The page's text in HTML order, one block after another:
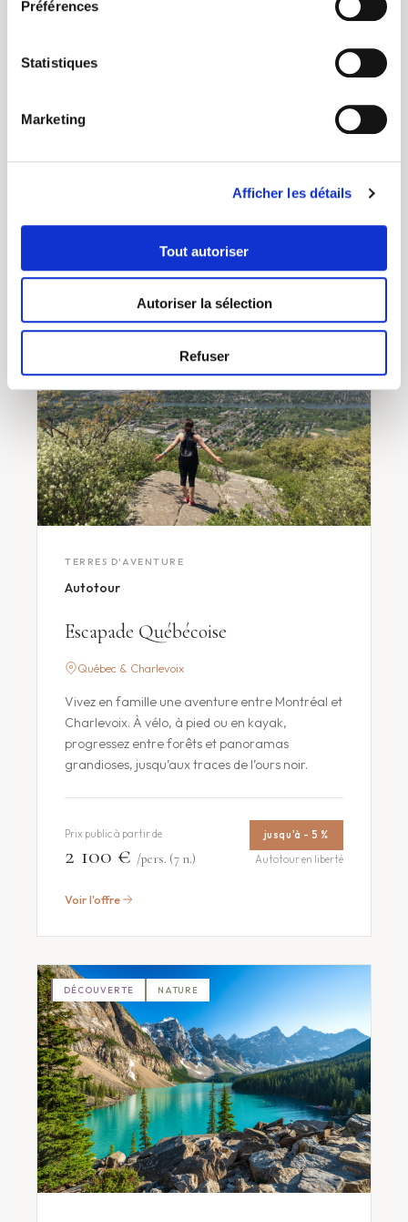
Préférences
Statistiques
Marketing
Afficher les détails
Tout autoriser
Autoriser la sélection
Refuser
Centre-ville animé, puis l’air libre en Mauricie et
Circuit accompagné
NATURE RANDO DÉCOUVERTE
TERRES D'AVENTURE
Autotour
Escapade Québécoise
Québec & Charlevoix
Vivez en famille une aventure entre Montréal et
Charlevoix. À vélo, à pied ou en kayak,
progressez entre forêts et panoramas
grandioses, jusqu’aux traces de l’ours noir.
Prix public à partir de
2 100 € /pers. (7 n.)
jusqu'à - 5 %
Autotour en liberté
Voir l'offre
DÉCOUVERTE NATURE